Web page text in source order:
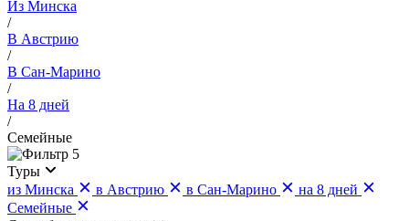
Из Минска
/
В Австрию
/
В Сан-Марино
/
На 8 дней
/
Семейные
5
Туры
из Минска
в Австрию в Сан-Марино
на 8 дней
Семейные